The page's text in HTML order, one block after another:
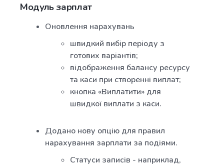
Модуль зарплат
Оновлення нарахувань
швидкий вибір періоду з
готових варіантів;
відображення балансу ресурсу
та каси при створенні виплат;
кнопка «Виплатити» для
швидкої виплати з каси.
Додано нову опцію для правил
нарахування зарплати за подіями.
Статуси записів - наприклад,